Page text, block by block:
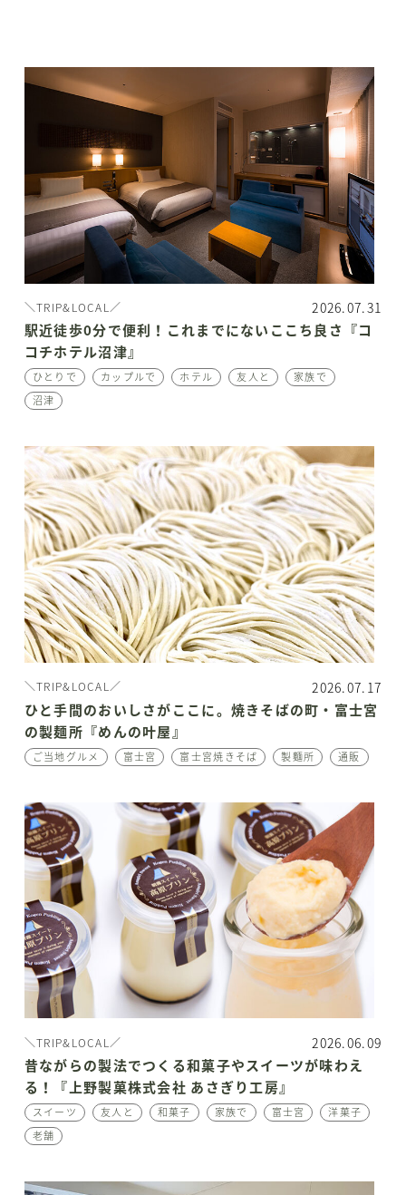
＼TRIP&LOCAL／ 2026.07.31
駅近徒歩0分で便利！これまでにないここち良さ『コ
コチホテル沼津』
ひとりで カップルで ホテル 友人と
家族で
沼津
＼TRIP&LOCAL／ 2026.07.17
ひと手間のおいしさがここに。焼きそばの町・富士宮
の製麺所『めんの叶屋』
ご当地グルメ 富士宮 富士宮焼きそば 製麵所 通販
＼TRIP&LOCAL／ 2026.06.09
昔ながらの製法でつくる和菓子やスイーツが味わえ
る！『上野製菓株式会社 あさぎり工房』
スイーツ 友人と 和菓子 家族で 富士宮
洋菓子
老舗